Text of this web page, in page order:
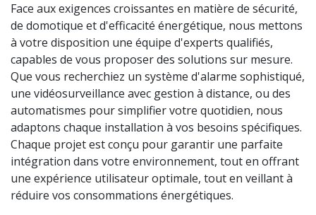
Face aux exigences croissantes en matière de sécurité,
de domotique et d'efficacité énergétique, nous mettons
à votre disposition une équipe d'experts qualifiés,
capables de vous proposer des solutions sur mesure.
Que vous recherchiez un système d'alarme sophistiqué,
une vidéosurveillance avec gestion à distance, ou des
automatismes pour simplifier votre quotidien, nous
adaptons chaque installation à vos besoins spécifiques.
Chaque projet est conçu pour garantir une parfaite
intégration dans votre environnement, tout en offrant
une expérience utilisateur optimale, tout en veillant à
réduire vos consommations énergétiques.